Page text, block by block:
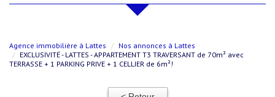
Agence immobilière à Lattes
Nos annonces à Lattes
EXCLUSIVITÉ - LATTES - APPARTEMENT T3 TRAVERSANT de 70m² avec
TERRASSE + 1 PARKING PRIVE + 1 CELLIER de 6m²!